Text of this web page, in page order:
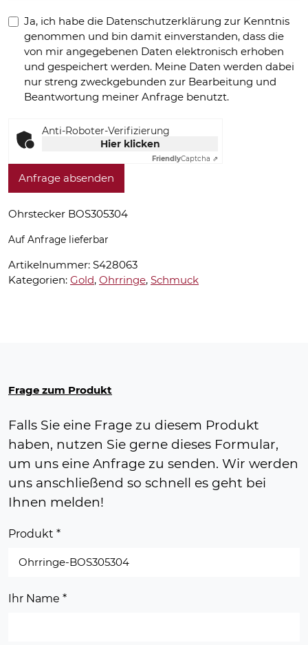
Ja, ich habe die Datenschutzerklärung zur Kenntnis
genommen und bin damit einverstanden, dass die
von mir angegebenen Daten elektronisch erhoben
und gespeichert werden. Meine Daten werden dabei
nur streng zweckgebunden zur Bearbeitung und
Beantwortung meiner Anfrage benutzt.
Anti-Roboter-Verifizierung
Hier klicken
FriendlyCaptcha ⇗
Anfrage absenden
Ohrstecker BOS305304
Auf Anfrage lieferbar
Artikelnummer: S428063
Kategorien: Gold, Ohrringe, Schmuck
Frage zum Produkt
Falls Sie eine Frage zu diesem Produkt
haben, nutzen Sie gerne dieses Formular,
um uns eine Anfrage zu senden. Wir werden
uns anschließend so schnell es geht bei
Ihnen melden!
Produkt *
Ihr Name *